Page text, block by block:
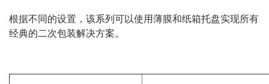
根据不同的设置，该系列可以使用薄膜和纸箱托盘实现所有
经典的二次包装解决方案。